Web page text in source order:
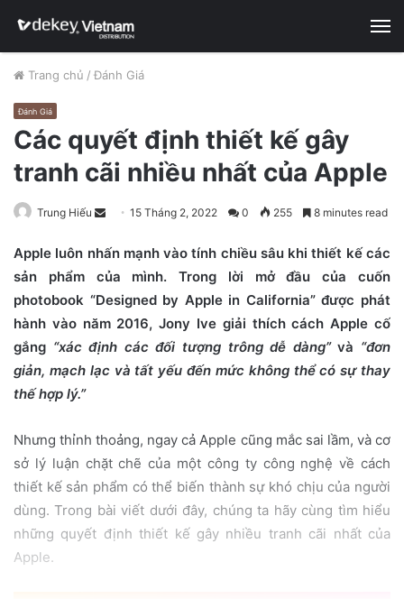
Trang chủ / Đánh Giá
Đánh Giá
Các quyết định thiết kế gây
tranh cãi nhiều nhất của Apple
Trung Hiếu
n
d
a
n
e
m
15 Tháng 2, 2022 0 255 8 minutes read
Apple luôn nhấn mạnh vào tính chiều sâu khi thiết kế các
sản phẩm của mình. Trong lời mở đầu của cuốn
photobook “Designed by Apple in California” được phát
hành vào năm 2016, Jony Ive giải thích cách Apple cố
gắng “xác định các đối tượng trông dễ dàng”và “đơn
giản, mạch lạc và tất yếu đến mức không thể có sự thay
thế hợp lý.”
Nhưng thỉnh thoảng, ngay cả Apple cũng mắc sai lầm, và cơ
sở lý luận chặt chẽ của một công ty công nghệ về cách
thiết kế sản phẩm có thể biến thành sự khó chịu của người
dùng. Trong bài viết dưới đây, chúng ta hãy cùng tìm hiểu
những quyết định thiết kế gây nhiều tranh cãi nhất của
Apple.